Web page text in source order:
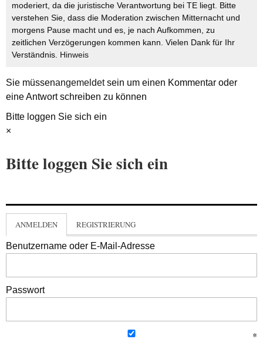
moderiert, da die juristische Verantwortung bei TE liegt. Bitte
verstehen Sie, dass die Moderation zwischen Mitternacht und
morgens Pause macht und es, je nach Aufkommen, zu
zeitlichen Verzögerungen kommen kann. Vielen Dank für Ihr
Verständnis. Hinweis
Sie müssenangemeldetsein um einen Kommentar oder
eine Antwort schreiben zu können
Bitte loggen Sie sich ein
×
Bitte loggen Sie sich ein
ANMELDEN REGISTRIERUNG
Benutzername oder E-Mail-Adresse
Passwort